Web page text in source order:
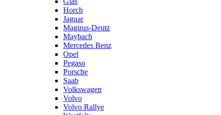
Horch
Jaguar
Magirus-Deutz
Maybach
Mercedes Benz
Opel
Pegaso
Porsche
Saab
Volkswagen
Volvo
Volvo Rallye